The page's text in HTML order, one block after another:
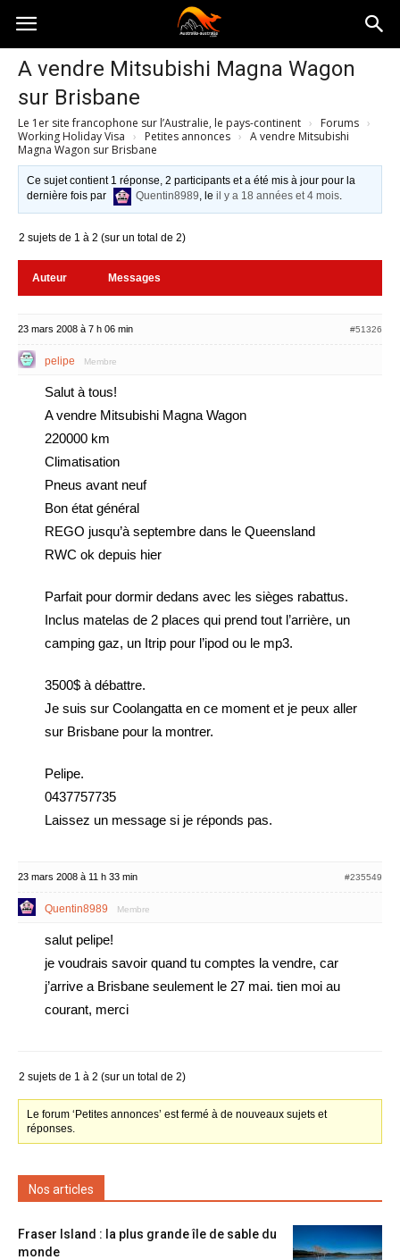
Australia-
australie.com
A vendre Mitsubishi Magna Wagon
sur Brisbane
Le 1er site francophone sur l’Australie, le pays-continent › Forums ›
Working Holiday Visa › Petites annonces › A vendre Mitsubishi
Magna Wagon sur Brisbane
Ce sujet contient 1 réponse, 2 participants et a été mis à jour pour la
dernière fois par
Quentin8989, leil y a 18 années et 4 mois.
2 sujets de 1 à 2 (sur un total de 2)
Auteur Messages
23 mars 2008 à 7 h 06 min #51326
pelipe Membre
Salut à tous!
A vendre Mitsubishi Magna Wagon
220000 km
Climatisation
Pneus avant neuf
Bon état général
REGO jusqu’à septembre dans le Queensland
RWC ok depuis hier
Parfait pour dormir dedans avec les sièges rabattus.
Inclus matelas de 2 places qui prend tout l’arrière, un
camping gaz, un Itrip pour l’ipod ou le mp3.
3500$ à débattre.
Je suis sur Coolangatta en ce moment et je peux aller
sur Brisbane pour la montrer.
Pelipe.
0437757735
Laissez un message si je réponds pas.
23 mars 2008 à 11 h 33 min #235549
Quentin8989 Membre
salut pelipe!
je voudrais savoir quand tu comptes la vendre, car
j’arrive a Brisbane seulement le 27 mai. tien moi au
courant, merci
2 sujets de 1 à 2 (sur un total de 2)
Le forum ‘Petites annonces’ est fermé à de nouveaux sujets et
réponses.
Nos articles
Fraser Island : la plus grande île de sable du
monde